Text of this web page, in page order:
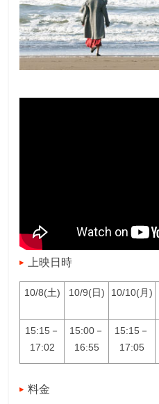
上映日時
10/8(土) 10/9(日) 10/10(月)
15:15－
17:02
15:00－
16:55
15:15－
17:05
料金